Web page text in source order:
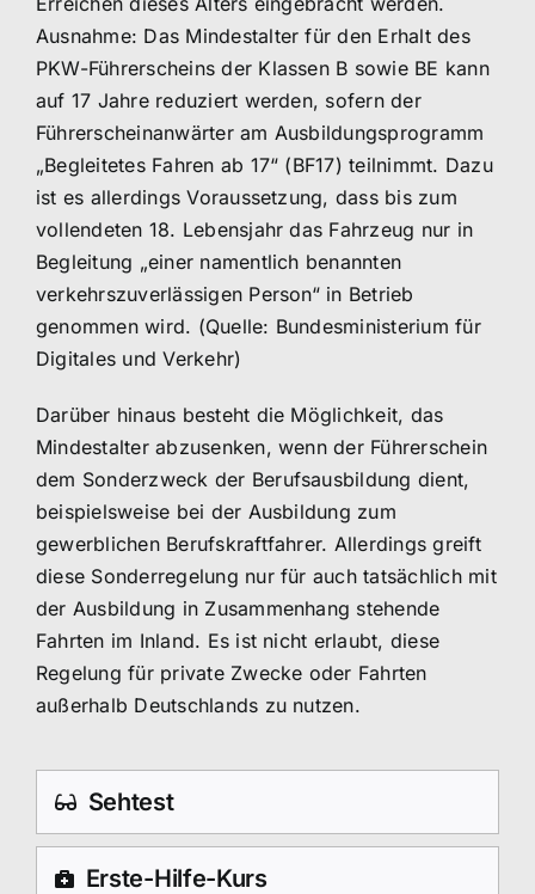
Ausnahme: Das Mindestalter für den Erhalt des
PKW-Führerscheins der Klassen B sowie BE kann
auf 17 Jahre reduziert werden, sofern der
Führerscheinanwärter am Ausbildungsprogramm
„Begleitetes Fahren ab 17“ (BF17) teilnimmt. Dazu
ist es allerdings Voraussetzung, dass bis zum
vollendeten 18. Lebensjahr das Fahrzeug nur in
Begleitung „einer namentlich benannten
verkehrszuverlässigen Person“ in Betrieb
genommen wird. (Quelle: Bundesministerium für
Digitales und Verkehr)
Darüber hinaus besteht die Möglichkeit, das
Mindestalter abzusenken, wenn der Führerschein
dem Sonderzweck der Berufsausbildung dient,
beispielsweise bei der Ausbildung zum
gewerblichen Berufskraftfahrer. Allerdings greift
diese Sonderregelung nur für auch tatsächlich mit
der Ausbildung in Zusammenhang stehende
Fahrten im Inland. Es ist nicht erlaubt, diese
Regelung für private Zwecke oder Fahrten
außerhalb Deutschlands zu nutzen.
Sehtest
Erste-Hilfe-Kurs